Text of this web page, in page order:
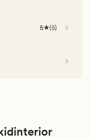
5 (5)